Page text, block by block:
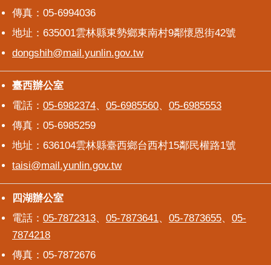
傳真：05-6994036
地址：635001雲林縣東勢鄉東南村9鄰懷恩街42號
dongshih@mail.yunlin.gov.tw
臺西辦公室
臺西辦公室
電話： 05-6982374、 05-6985560、 05-6985553
傳真：05-6985259
地址：636104雲林縣臺西鄉台西村15鄰民權路1號
taisi@mail.yunlin.gov.tw
四湖辦公室
四湖辦公室
電話： 05-7872313、 05-7873641、 05-7873655、 05-
7874218
傳真：05-7872676